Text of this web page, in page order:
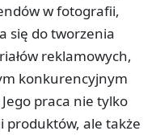
w fotografii,
się do tworzenia
reklamowych,
konkurencyjnym
praca nie tylko
produktów, ale także